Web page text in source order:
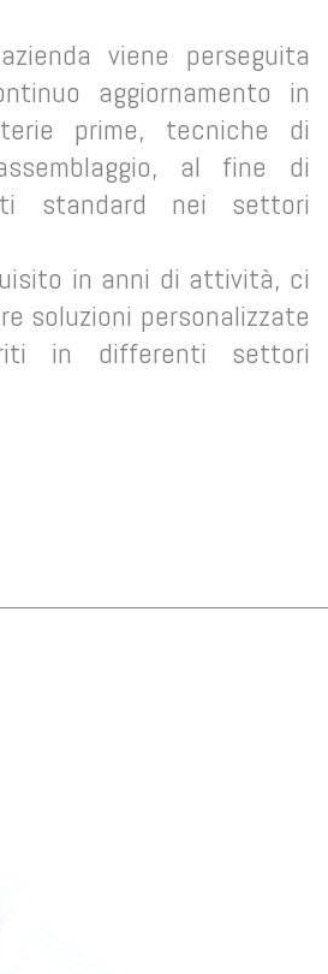
viene perseguita
aggiornamento in
prime, tecniche di
al fine di
standard nei settori
in anni di attività, ci
soluzioni personalizzate
in differenti settori